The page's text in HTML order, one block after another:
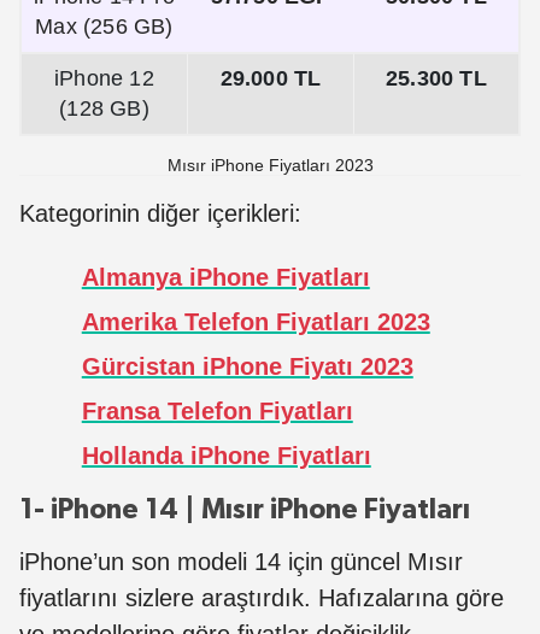
Max (256 GB)
iPhone 12
(128 GB)
29.000 TL 25.300 TL
Mısır iPhone Fiyatları 2023
Kategorinin diğer içerikleri:
Almanya iPhone Fiyatları
Amerika Telefon Fiyatları 2023
Gürcistan iPhone Fiyatı 2023
Fransa Telefon Fiyatları
Hollanda iPhone Fiyatları
1- iPhone 14 | Mısır iPhone Fiyatları
iPhone’un son modeli 14 için güncel Mısır
fiyatlarını sizlere araştırdık. Hafızalarına göre